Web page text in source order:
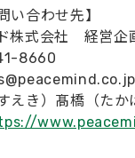
い合わせ先】
株式会社 経営企
8660
えき）髙橋（たか